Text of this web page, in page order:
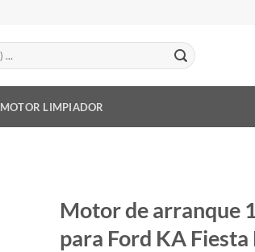
MOTOR LIMPIADOR
Motor de arranque
para Ford KA